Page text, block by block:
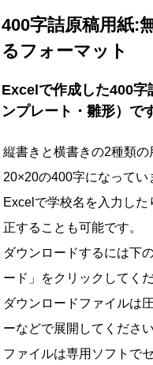
400字詰原稿用紙:
るフォーマット
Excelで作成した400字
ンプレート・雛形）で
縦書きと横書きの2種類
20×20の400字になってい
Excelで学校名を入力し
正することも可能です。
ダウンロードするには下
ード」をクリックしてくだ
ダウンロードファイルは
ーなどで展開してください
ファイルは専用ソフトで